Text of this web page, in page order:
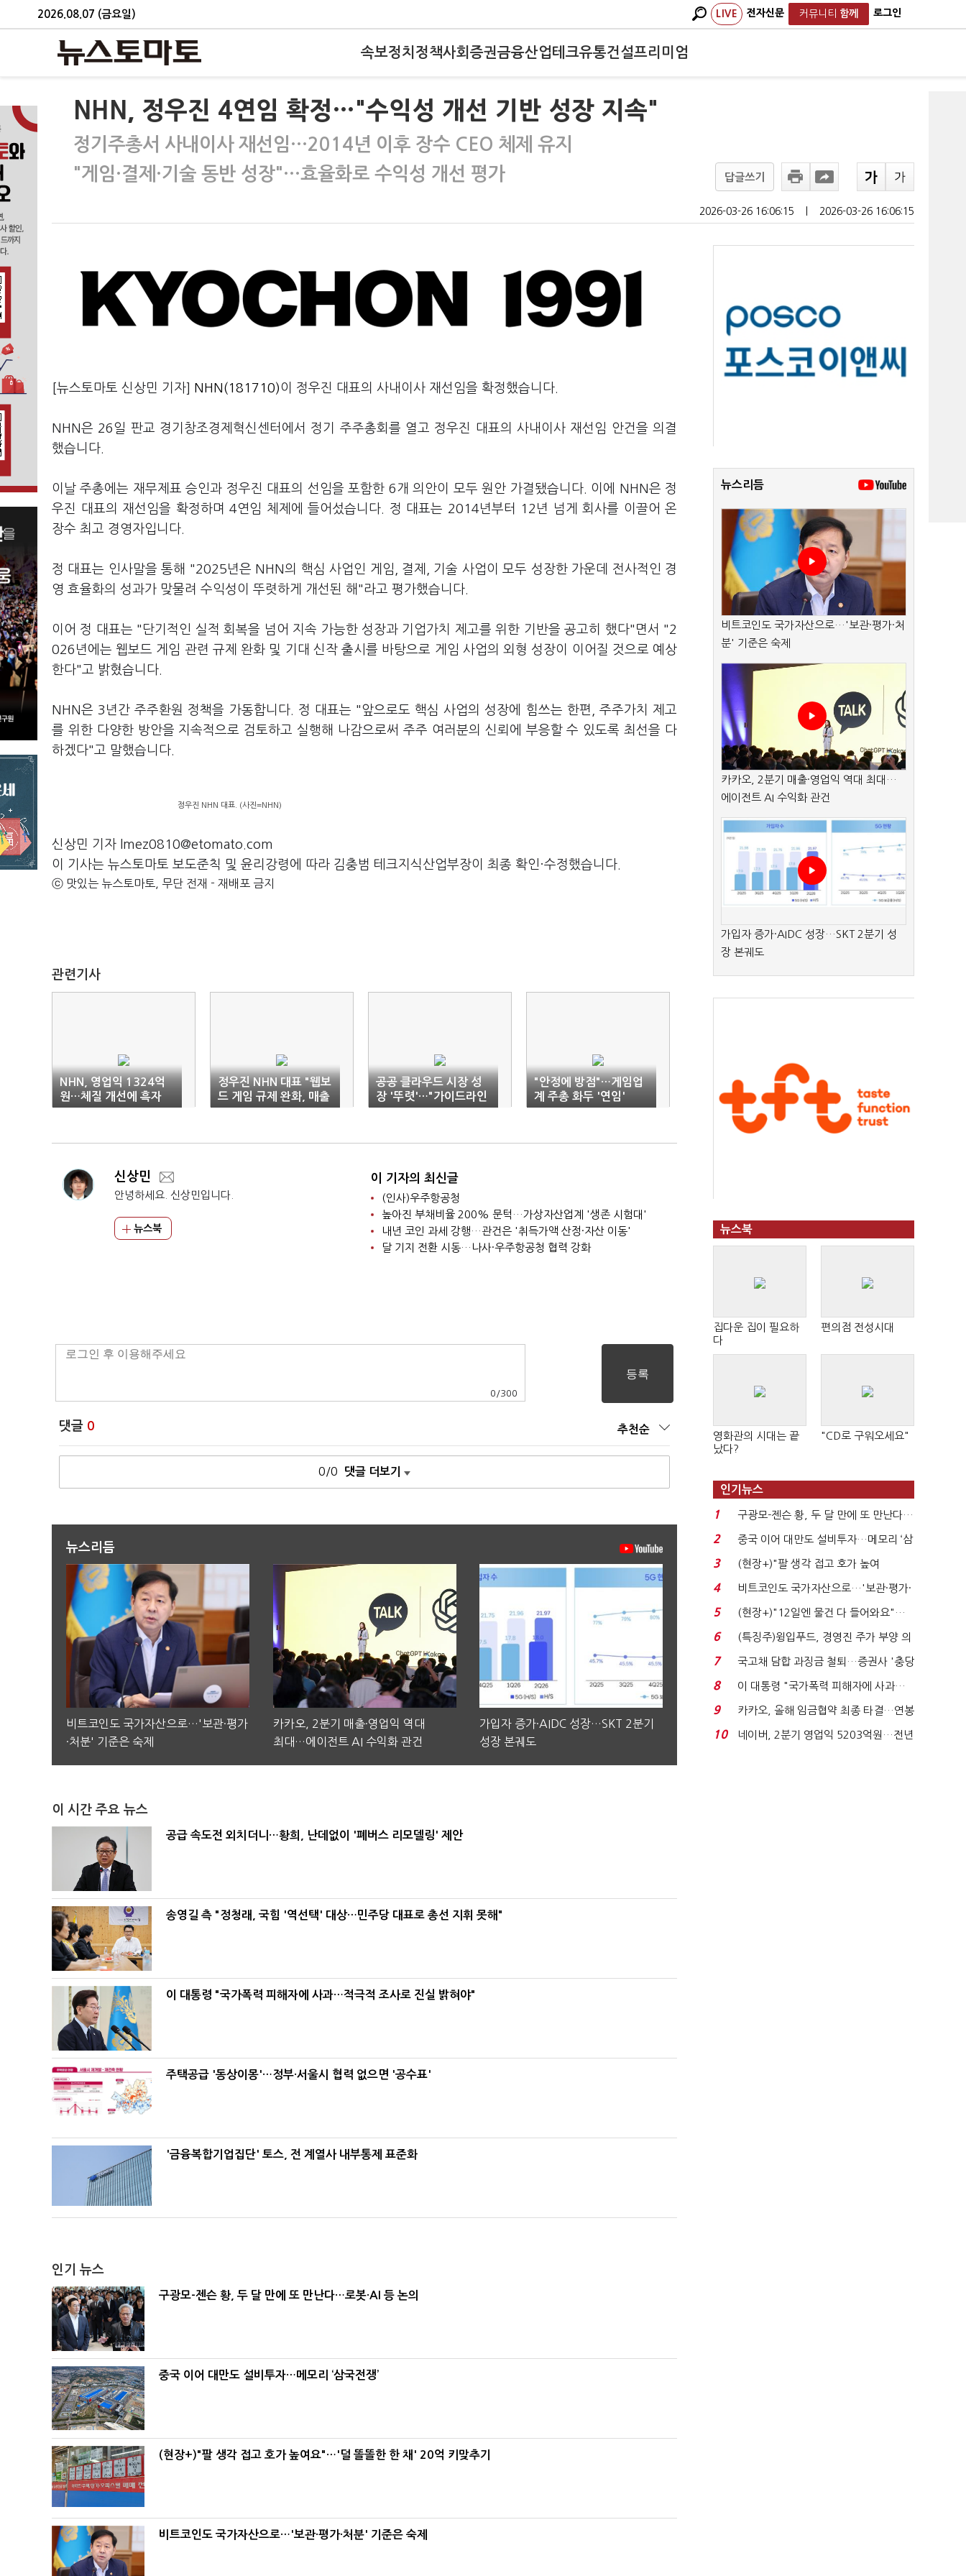
2026.08.07 (금요일) LIVE 전자신문 커뮤니티 함께 로그인
속보정치 정책사회 증권금융산업테크유통건설프리미엄
NHN, 정우진 4연임 확정…"수익성 개선 기반 성장 지속"
정기주총서 사내이사 재선임…2014년 이후 장수 CEO 체제 유지
"게임·결제·기술 동반 성장"…효율화로 수익성 개선 평가
답글쓰기
2026-03-26 16:06:15 2026-03-26 16:06:15
[뉴스토마토 신상민 기자] NHN(181710)이 정우진 대표의 사내이사 재선임을 확정했습니다.
NHN은 26일 판교 경기창조경제혁신센터에서 정기 주주총회를 열고 정우진 대표의 사내이사 재선임 안건을 의결
했습니다.
이날 주총에는 재무제표 승인과 정우진 대표의 선임을 포함한 6개 의안이 모두 원안 가결됐습니다. 이에 NHN은 정
우진 대표의 재선임을 확정하며 4연임 체제에 들어섰습니다. 정 대표는 2014년부터 12년 넘게 회사를 이끌어 온
장수 최고 경영자입니다.
정 대표는 인사말을 통해 "2025년은 NHN의 핵심 사업인 게임, 결제, 기술 사업이 모두 성장한 가운데 전사적인 경
영 효율화의 성과가 맞물려 수익성이 뚜렷하게 개선된 해"라고 평가했습니다.
이어 정 대표는 "단기적인 실적 회복을 넘어 지속 가능한 성장과 기업가치 제고를 위한 기반을 공고히 했다"면서 "2
026년에는 웹보드 게임 관련 규제 완화 및 기대 신작 출시를 바탕으로 게임 사업의 외형 성장이 이어질 것으로 예상
한다"고 밝혔습니다.
NHN은 3년간 주주환원 정책을 가동합니다. 정 대표는 "앞으로도 핵심 사업의 성장에 힘쓰는 한편, 주주가치 제고
를 위한 다양한 방안을 지속적으로 검토하고 실행해 나감으로써 주주 여러분의 신뢰에 부응할 수 있도록 최선을 다
하겠다"고 말했습니다.
정우진 NHN 대표. (사진=NHN)
신상민 기자 lmez0810@etomato.com
이 기사는 뉴스토마토 보도준칙 및 윤리강령에 따라 김충범 테크지식산업부장이 최종 확인·수정했습니다.
ⓒ 맛있는 뉴스토마토, 무단 전재 - 재배포 금지
관련기사
NHN, 영업익 1324억
원…체질 개선에 흑자
전환
정우진 NHN 대표 "웹보
드 게임 규제 완화, 매출
두 자릿수 이상 성장"
공공 클라우드 시장 성
장 '뚜렷'…"가이드라인
확보도 절실"
"안정에 방점"…게임업
계 주총 화두 '연임'
신상민
안녕하세요. 신상민입니다.
뉴스북
이 기자의 최신글
(인사)우주항공청
높아진 부채비율 200% 문턱…가상자산업계 '생존 시험대'
내년 코인 과세 강행…관건은 '취득가액 산정·자산 이동'
달 기지 전환 시동…나사·우주항공청 협력 강화
0 /300
댓글 0 추천순
0/0 댓글 더보기
뉴스리듬
비트코인도 국가자산으로…'보관·평가
·처분' 기준은 숙제
카카오, 2분기 매출·영업익 역대
최대…에이전트 AI 수익화 관건
가입자 증가·AIDC 성장…SKT 2분기
성장 본궤도
이 시간 주요 뉴스
공급 속도전 외치더니…황희, 난데없이 '폐버스 리모델링' 제안
송영길 측 "정청래, 국힘 '역선택' 대상…민주당 대표로 총선 지휘 못해"
이 대통령 "국가폭력 피해자에 사과…적극적 조사로 진실 밝혀야"
주택공급 '동상이몽'…정부·서울시 협력 없으면 '공수표'
'금융복합기업집단' 토스, 전 계열사 내부통제 표준화
인기 뉴스
구광모-젠슨 황, 두 달 만에 또 만난다…로봇·AI 등 논의
중국 이어 대만도 설비투자…메모리 ‘삼국전쟁’
(현장+)"팔 생각 접고 호가 높여요"…'덜 똘똘한 한 채' 20억 키맞추기
비트코인도 국가자산으로…'보관·평가·처분' 기준은 숙제
뉴스리듬
비트코인도 국가자산으로…'보관·평가·처
분' 기준은 숙제
카카오, 2분기 매출·영업익 역대 최대…
에이전트 AI 수익화 관건
가입자 증가·AIDC 성장…SKT 2분기 성
장 본궤도
뉴스북
집다운 집이 필요하
다
편의점 전성시대
영화관의 시대는 끝
났다?
"CD로 구워오세요"
인기뉴스
1
구광모-젠슨 황, 두 달 만에 또 만난다…
로봇·AI 등 논...
2
중국 이어 대만도 설비투자…메모리 ‘삼
국전쟁’
3
(현장+)"팔 생각 접고 호가 높여
요"…'덜 똘똘한 한 채' 20...
4
비트코인도 국가자산으로…'보관·평가·
처분' 기준은 ...
5
(현장+)"12일엔 물건 다 들어와요"…
빈 매대 채우며 문 연 ...
6
(특징주)윙입푸드, 경영진 주가 부양 의
지에 상한가...
7
국고채 담합 과징금 철퇴…증권사 '충당
금 폭탄' 우려...
8
이 대통령 "국가폭력 피해자에 사과…
적극적 조사로 진...
9
카카오, 올해 임금협약 최종 타결…연봉
6.3% 인상·격려...
10
네이버, 2분기 영업익 5203억원…전년